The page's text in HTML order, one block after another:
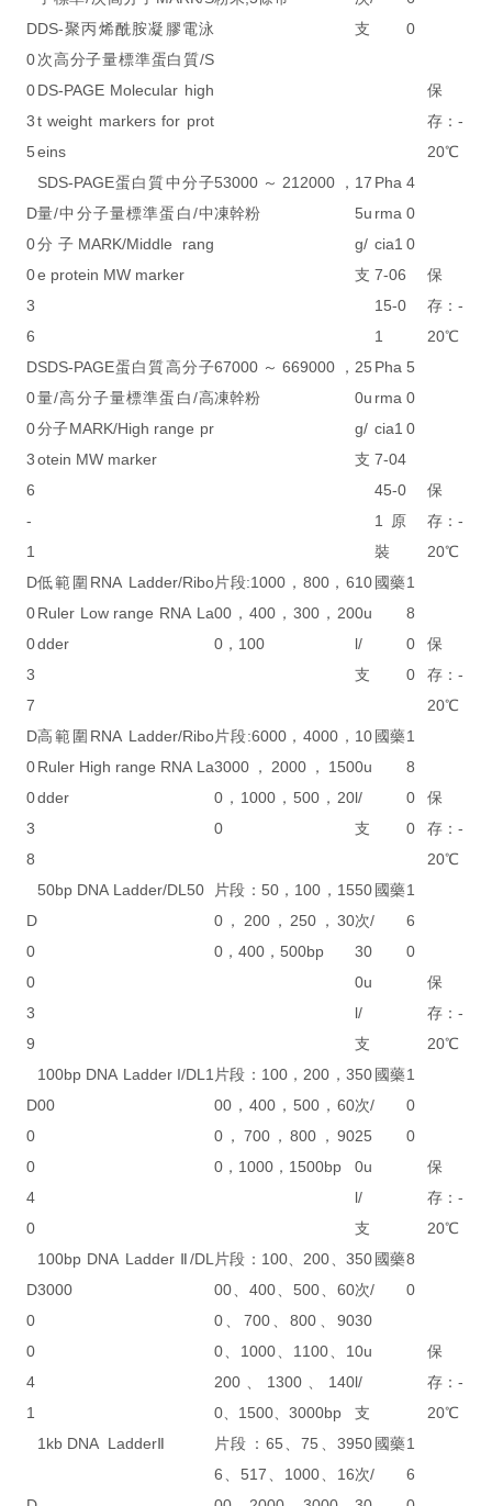
D
0
0
3
5
DS-聚丙烯酰胺凝膠電泳
次高分子量標準蛋白質/S
DS-PAGE Molecular high
t weight markers for prot
eins
支
0
保
存：-
20℃
D
0
0
3
6
SDS-PAGE蛋白質中分子
量/中分子量標準蛋白/中
分子MARK/Middle rang
e protein MW marker
53000～212000，
凍幹粉
17
5u
g/
支
Pha
rma
cia1
7-06
15-0
1
4
0
0
保
存：-
20℃
D
0
0
3
6
-
1
SDS-PAGE蛋白質高分子
量/高分子量標準蛋白/高
分子MARK/High range pr
otein MW marker
67000～669000，
凍幹粉
25
0u
g/
支
Pha
rma
cia1
7-04
45-0
1原
裝
5
0
0
保
存：-
20℃
D
0
0
3
7
低範圍RNA Ladder/Ribo
Ruler Low range RNA La
dder
片段:1000，800，6
00，400，300，20
0，100
10
0u
l/
支
國藥1
8
0
0
保
存：-
20℃
D
0
0
3
8
高範圍RNA Ladder/Ribo
Ruler High range RNA La
dder
片段:6000，4000，
3000，2000，150
0，1000，500，20
0
10
0u
l/
支
國藥1
8
0
0
保
存：-
20℃
D
0
0
3
9
50bp DNA Ladder/DL50
片段：50，100，15
0，200，250，30
0，400，500bp
50
次/
30
0u
l/
支
國藥1
6
0
保
存：-
20℃
D
0
0
4
0
100bp DNA Ladder I/DL1
00
片段：100，200，3
00，400，500，60
0，700，800，90
0，1000，1500bp
50
次/
25
0u
l/
支
國藥1
0
0
保
存：-
20℃
D
0
0
4
1
100bp DNA Ladder Ⅱ/DL
3000
片段：100、200、3
00、400、500、60
0、700、800、90
0、1000、1100、1
200、1300、140
0、1500、3000bp
50
次/
30
0u
l/
支
國藥8
0
保
存：-
20℃
1kb DNA LadderⅡ
片段：65、75、39
6、517、1000、16
50
次/
國藥1
6